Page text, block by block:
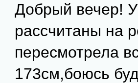
Добрый вечер!
рассчитаны на
пересмотрела
173см,боюсь